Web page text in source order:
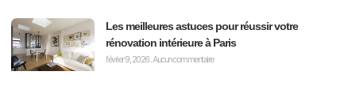
Les meilleures astuces pour réussir votre
rénovation intérieure à Paris
février 9, 2026Aucun commentaire